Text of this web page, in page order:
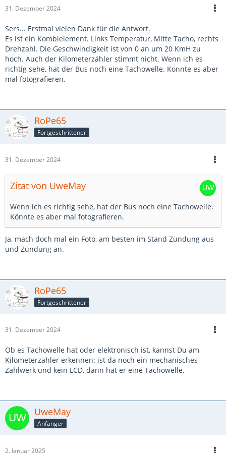
31. Dezember 2024
Sers... Erstmal vielen Dank für die Antwort.
Es ist ein Kombielement. Links Temperatur, Mitte Tacho, rechts
Drehzahl. Die Geschwindigkeit ist von 0 an um 20 KmH zu
hoch. Auch der Kilometerzähler stimmt nicht. Wenn ich es
richtig sehe, hat der Bus noch eine Tachowelle. Könnte es aber
mal fotografieren.
RoPe65
Fortgeschrittener
31. Dezember 2024
Zitat von UweMay
Wenn ich es richtig sehe, hat der Bus noch eine Tachowelle.
Könnte es aber mal fotografieren.
Ja, mach doch mal ein Foto, am besten im Stand Zündung aus
und Zündung an.
RoPe65
Fortgeschrittener
31. Dezember 2024
Ob es Tachowelle hat oder elektronisch ist, kannst Du am
Kilometerzähler erkennen: ist da noch ein mechanisches
Zählwerk und kein LCD, dann hat er eine Tachowelle.
UweMay
Anfänger
2. Januar 2025